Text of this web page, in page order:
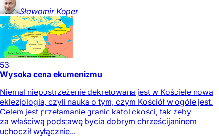
Sławomir Koper
53
Wysoka cena ekumenizmu
Niemal niepostrzeżenie dekretowana jest w Kościele nowa
eklezjologia, czyli nauka o tym, czym Kościół w ogóle jest.
Celem jest przełamanie granic katolickości, tak żeby
za właściwą podstawę bycia dobrym chrześcijaninem
uchodził wyłącznie...